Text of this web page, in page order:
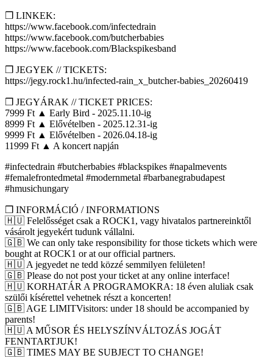
❒ LINKEK:
https://www.facebook.com/infectedrain
https://www.facebook.com/butcherbabies
https://www.facebook.com/Blackspikesband
❒ JEGYEK // TICKETS:
https://jegy.rock1.hu/infected-rain_x_butcher-babies_20260419
❒ JEGYÁRAK // TICKET PRICES:
7999 Ft ▲ Early Bird - 2025.11.10-ig
8999 Ft ▲ Elővételben - 2025.12.31-ig
9999 Ft ▲ Elővételben - 2026.04.18-ig
11999 Ft ▲ A koncert napján
#infectedrain #butcherbabies #blackspikes #napalmevents
#femalefrontedmetal #modernmetal #barbanegrabudapest
#hmusichungary
❒ INFORMÁCIÓ / INFORMATIONS
🇭🇺 Felelősséget csak a ROCK1, vagy hivatalos partnereinktől
vásárolt jegyekért tudunk vállalni.
🇬🇧 We can only take responsibility for those tickets which were
bought at ROCK1 or at our official partners.
🇭🇺 A jegyedet ne tedd közzé semmilyen felületen!
🇬🇧 Please do not post your ticket at any online interface!
🇭🇺 KORHATÁR A PROGRAMOKRA: 18 éven aluliak csak
szülői kísérettel vehetnek részt a koncerten!
🇬🇧 AGE LIMITVisitors: under 18 should be accompanied by
parents!
🇭🇺 A MŰSOR ÉS HELYSZÍNVÁLTOZÁS JOGÁT
FENNTARTJUK!
🇬🇧 TIMES MAY BE SUBJECT TO CHANGE!